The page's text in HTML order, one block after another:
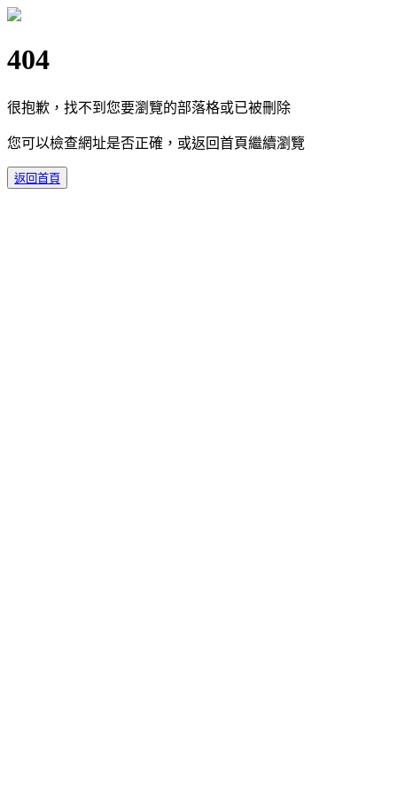
404
很抱歉，找不到您要瀏覽的部落格或已被刪除
您可以檢查網址是否正確，或返回首頁繼續瀏覽
返回首頁